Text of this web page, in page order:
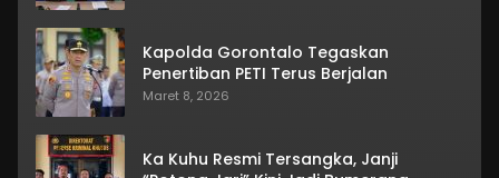
Kapolda Gorontalo Tegaskan
Penertiban PETI Terus Berjalan
Maret 8, 2026
Ka Kuhu Resmi Tersangka, Janji